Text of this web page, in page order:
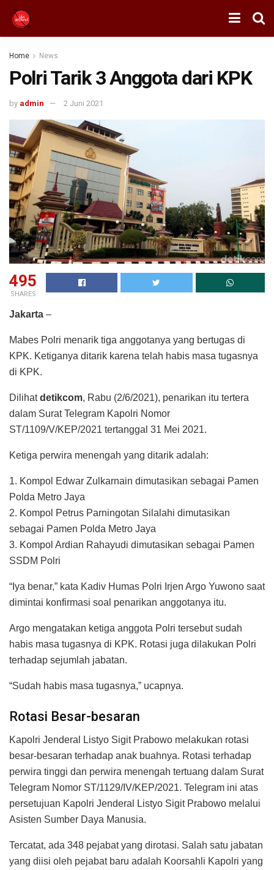
Home News
Polri Tarik 3 Anggota dari KPK
by admin 2 Juni 2021
495
SHARES
Jakarta –
Mabes Polri menarik tiga anggotanya yang bertugas di
KPK. Ketiganya ditarik karena telah habis masa tugasnya
di KPK.
Dilihatdetikcom, Rabu (2/6/2021), penarikan itu tertera
dalam Surat Telegram Kapolri Nomor
ST/1109/V/KEP/2021 tertanggal 31 Mei 2021.
Ketiga perwira menengah yang ditarik adalah:
1. Kompol Edwar Zulkarnain dimutasikan sebagai Pamen
Polda Metro Jaya
2. Kompol Petrus Parningotan Silalahi dimutasikan
sebagai Pamen Polda Metro Jaya
3. Kompol Ardian Rahayudi dimutasikan sebagai Pamen
SSDM Polri
“Iya benar,” kata Kadiv Humas Polri Irjen Argo Yuwono saat
dimintai konfirmasi soal penarikan anggotanya itu.
Argo mengatakan ketiga anggota Polri tersebut sudah
habis masa tugasnya di KPK. Rotasi juga dilakukan Polri
terhadap sejumlah jabatan.
“Sudah habis masa tugasnya,” ucapnya.
Rotasi Besar-besaran
Kapolri Jenderal Listyo Sigit Prabowo melakukan rotasi
besar-besaran terhadap anak buahnya. Rotasi terhadap
perwira tinggi dan perwira menengah tertuang dalam Surat
Telegram Nomor ST/1129/IV/KEP/2021. Telegram ini atas
persetujuan Kapolri Jenderal Listyo Sigit Prabowo melalui
Asisten Sumber Daya Manusia.
Tercatat, ada 348 pejabat yang dirotasi. Salah satu jabatan
yang diisi oleh pejabat baru adalah Koorsahli Kapolri yang